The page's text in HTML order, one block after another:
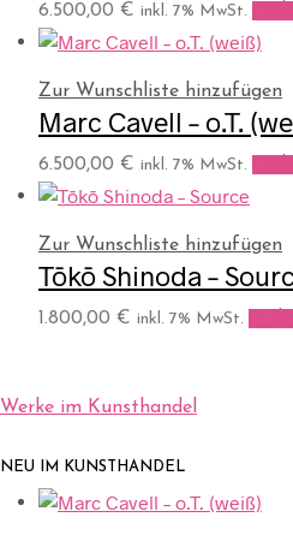
6.500,00 € inkl. 7% MwSt.
Zur Wunschliste hinzufügen
Marc Cavell – o.T.
6.500,00 € inkl. 7% MwSt.
Zur Wunschliste hinzufügen
Tōkō Shinoda –
1.800,00 € inkl. 7% MwSt.
Werke im Kunsthandel
NEU IM KUNSTHANDEL